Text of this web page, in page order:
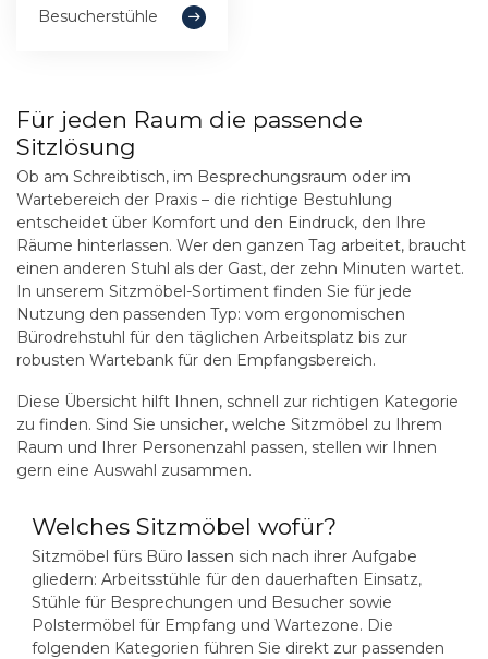
Besucherstühle
Für jeden Raum die passende
Sitzlösung
Ob am Schreibtisch, im Besprechungsraum oder im
Wartebereich der Praxis – die richtige Bestuhlung
entscheidet über Komfort und den Eindruck, den Ihre
Räume hinterlassen. Wer den ganzen Tag arbeitet, braucht
einen anderen Stuhl als der Gast, der zehn Minuten wartet.
In unserem Sitzmöbel-Sortiment finden Sie für jede
Nutzung den passenden Typ: vom ergonomischen
Bürodrehstuhl für den täglichen Arbeitsplatz bis zur
robusten Wartebank für den Empfangsbereich.
Diese Übersicht hilft Ihnen, schnell zur richtigen Kategorie
zu finden. Sind Sie unsicher, welche Sitzmöbel zu Ihrem
Raum und Ihrer Personenzahl passen, stellen wir Ihnen
gern eine Auswahl zusammen.
Welches Sitzmöbel wofür?
Sitzmöbel fürs Büro lassen sich nach ihrer Aufgabe
gliedern: Arbeitsstühle für den dauerhaften Einsatz,
Stühle für Besprechungen und Besucher sowie
Polstermöbel für Empfang und Wartezone. Die
folgenden Kategorien führen Sie direkt zur passenden